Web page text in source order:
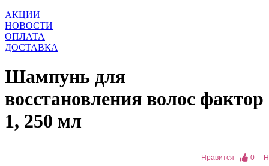
АКЦИИ
НОВОСТИ
ОПЛАТА
ДОСТАВКА
Шампунь для
восстановления волос фактор
1, 250 мл
Нравится 0